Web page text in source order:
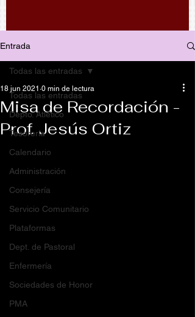
Entrada
Todas las entradas
Depto. Atlético
Tesorería
Calendario
Administración
Consejería
Servicio Comunitario
Plataformas
Dept. de Pastoral
Enfermería
Sociedades de Honor
PMA
Todas las entradas
Misa de Recordación -
Prof. Jesús Ortiz
18 jun 2021 0 min de lectura